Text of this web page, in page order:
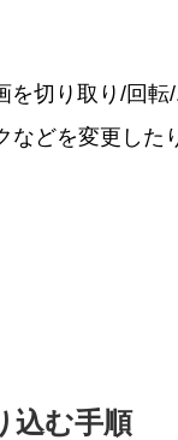
切り取り/回転
などを変更した
込む手順